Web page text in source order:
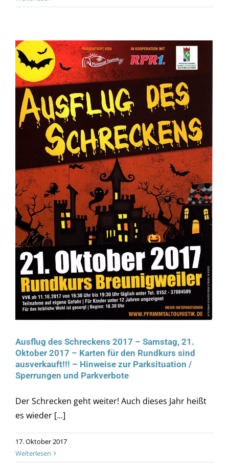
Ausflug des Schreckens 2017 – Samstag, 21.
Oktober 2017 – Karten für den Rundkurs sind
ausverkauft!!! – Hinweise zur Parksituation /
Sperrungen und Parkverbote
Der Schrecken geht weiter! Auch dieses Jahr heißt
es wieder [...]
17. Oktober 2017
Weiterlesen